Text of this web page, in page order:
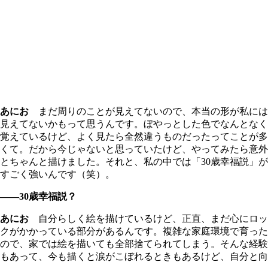
あにお まだ周りのことが見えてないので、本当の形が私には
見えてないかもって思うんです。ぼやっとした色でなんとなく
覚えているけど、よく見たら全然違うものだったってことが多
くて。だから今じゃないと思っていたけど、やってみたら意外
とちゃんと描けました。それと、私の中では「30歳幸福説」が
すごく強いんです（笑）。
――30歳幸福説？
あにお 自分らしく絵を描けているけど、正直、まだ心にロッ
クがかかっている部分があるんです。複雑な家庭環境で育った
ので、家では絵を描いても全部捨てられてしまう。そんな経験
もあって、今も描くと涙がこぼれるときもあるけど、自分と向